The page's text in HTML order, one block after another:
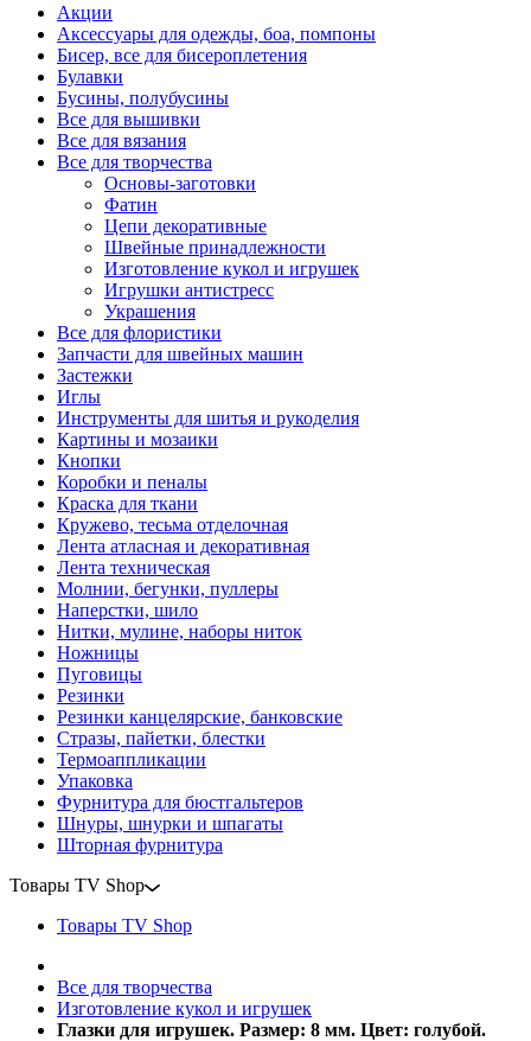
Акции
Аксессуары для одежды, боа, помпоны
Бисер, все для бисероплетения
Булавки
Бусины, полубусины
Все для вышивки
Все для вязания
Все для творчества
Основы-заготовки
Фатин
Цепи декоративные
Швейные принадлежности
Изготовление кукол и игрушек
Игрушки антистресс
Украшения
Все для флористики
Запчасти для швейных машин
Застежки
Иглы
Инструменты для шитья и рукоделия
Картины и мозаики
Кнопки
Коробки и пеналы
Краска для ткани
Кружево, тесьма отделочная
Лента атласная и декоративная
Лента техническая
Молнии, бегунки, пуллеры
Наперстки, шило
Нитки, мулине, наборы ниток
Ножницы
Пуговицы
Резинки
Резинки канцелярские, банковские
Стразы, пайетки, блестки
Термоаппликации
Упаковка
Фурнитура для бюстгальтеров
Шнуры, шнурки и шпагаты
Шторная фурнитура
Товары TV Shop
Товары TV Shop
Все для творчества
Изготовление кукол и игрушек
Глазки для игрушек. Размер: 8 мм. Цвет: голубой.